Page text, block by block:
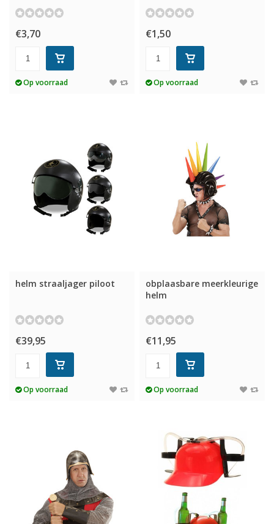
€3,70
Op voorraad
€1,50
Op voorraad
helm straaljager piloot
€39,95
Op voorraad
obplaasbare meerkleurige
helm
€11,95
Op voorraad